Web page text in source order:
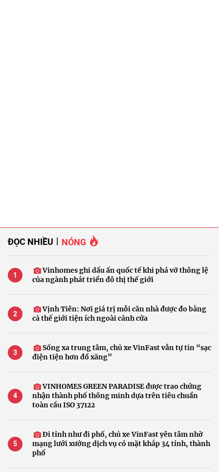
ĐỌC NHIỀU NÓNG
Vinhomes ghi dấu ấn quốc tế khi phá vỡ thông lệ
của ngành phát triển đô thị thế giới
Vịnh Tiên: Nơi giá trị mỗi căn nhà được đo bằng
cả thế giới tiện ích ngoài cánh cửa
Sống xa trung tâm, chủ xe VinFast vẫn tự tin “sạc
điện tiện hơn đổ xăng”
VINHOMES GREEN PARADISE được trao chứng
nhận thành phố thông minh dựa trên tiêu chuẩn
toàn cầu ISO 37122
Đi tỉnh như đi phố, chủ xe VinFast yên tâm nhờ
mạng lưới xưởng dịch vụ có mặt khắp 34 tỉnh, thành
phố